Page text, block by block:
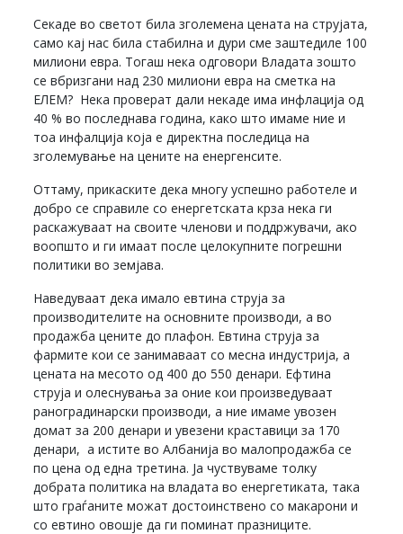
Секаде во светот била зголемена цената на струјата,
само кај нас била стабилна и дури сме заштедиле 100
милиони евра. Тогаш нека одговори Владата зошто
се вбризгани над 230 милиони евра на сметка на
ЕЛЕМ? Нека проверат дали некаде има инфлација од
40 % во последнава година, како што имаме ние и
тоа инфалција која е директна последица на
зголемување на цените на енергенсите.
Оттаму, прикаските дека многу успешно работеле и
добро се справиле со енергетската крза нека ги
раскажуваат на своите членови и поддржувачи, ако
воопшто и ги имаат после целокупните погрешни
политики во земјава.
Наведуваат дека имало евтина струја за
производителите на основните производи, а во
продажба цените до плафон. Евтина струја за
фармите кои се занимаваат со месна индустрија, а
цената на месото од 400 до 550 денари. Ефтина
струја и олеснувања за оние кои произведуваат
раноградинарски производи, а ние имаме увозен
домат за 200 денари и увезени краставици за 170
денари, а истите во Албанија во малопродажба се
по цена од една третина. Ја чуствуваме толку
добрата политика на владата во енергетиката, така
што граѓаните можат достоинствено со макарони и
со евтино овошје да ги поминат празниците.